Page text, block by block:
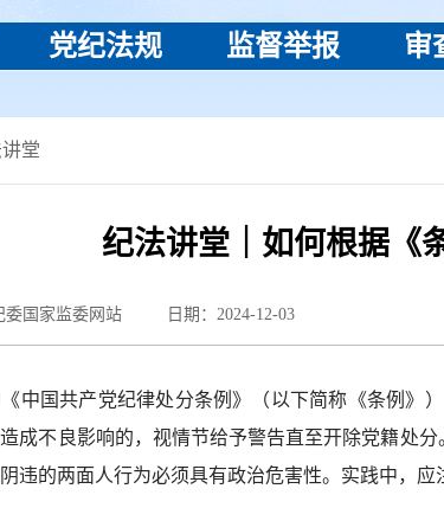
党纪法规 监督举报 审
堂
纪法讲堂｜如何根据《
委国家监委网站 日期：2024-12-03
国共产党纪律处分条例》（以下简称《条例》）
成不良影响的，视情节给予警告直至开除党籍处
违的两面人行为必须具有政治危害性。实践中，应